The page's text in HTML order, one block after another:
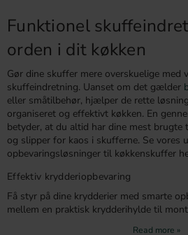
Funktionel
orden i dit køkken
Gør dine skuffer mere overskuelige med
skuffeindretning. Uanset om det gælder
eller småtilbehør, hjælper de rette
organiseret og effektivt køkken. En
betyder, at du altid har dine mest
og slipper for kaos i skufferne. Se vores
opbevaringsløsninger til køkkenskuffer
Effektiv krydderiopbevaring
Få styr på dine krydderier med smarte
mellem en praktisk krydderihylde til